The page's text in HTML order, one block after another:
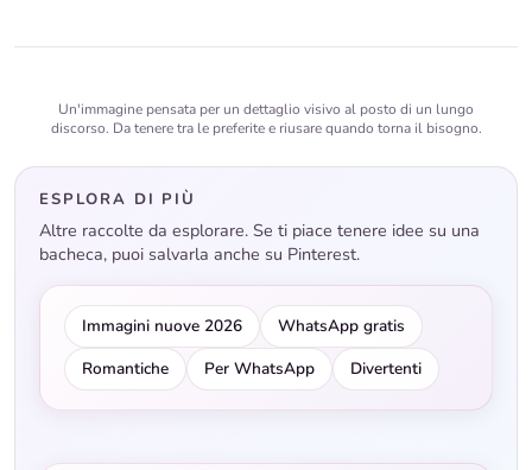
Un'immagine pensata per un dettaglio visivo al posto di un lungo
discorso. Da tenere tra le preferite e riusare quando torna il bisogno.
ESPLORA DI PIÙ
Altre raccolte da esplorare. Se ti piace tenere idee su una
bacheca, puoi salvarla anche su Pinterest.
Immagini nuove 2026
WhatsApp gratis
Romantiche
Per WhatsApp Divertenti